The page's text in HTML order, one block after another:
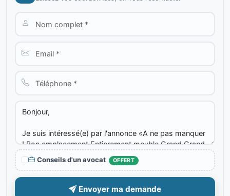
Conseils d'un avocat OFFERT
Envoyer ma demande